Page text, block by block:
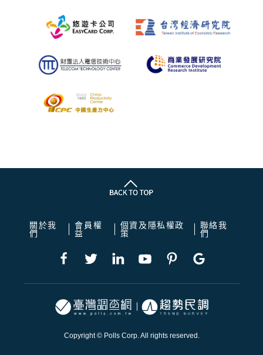
關於我
們
會員權
益
個資及隱私權政
策
聯絡我
們
Copyright © Polls Corp. All rights reserved.